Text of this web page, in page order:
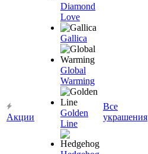
Акции
Diamond
Love
Gallica
Global
Warming
Golden
Line
Все
украшения